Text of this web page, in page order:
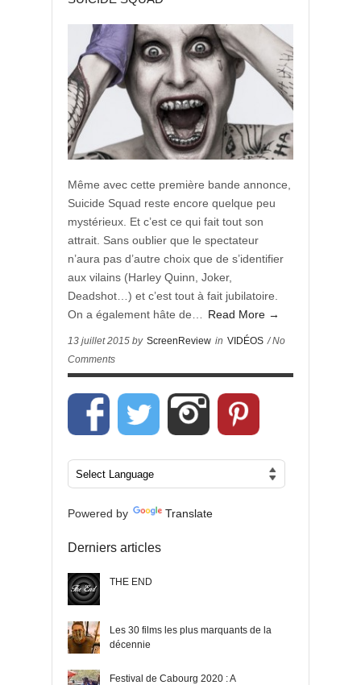
Même avec cette première bande annonce,
Suicide Squad reste encore quelque peu
mystérieux. Et c’est ce qui fait tout son
attrait. Sans oublier que le spectateur
n’aura pas d’autre choix que de s’identifier
aux vilains (Harley Quinn, Joker,
Deadshot…) et c’est tout à fait jubilatoire.
On a également hâte de…
Read More →
13 juillet 2015 by ScreenReview in VIDÉOS / No
Comments
Powered by Translate
Derniers articles
THE END
Les 30 films les plus marquants de la
décennie
Festival de Cabourg 2020 : A